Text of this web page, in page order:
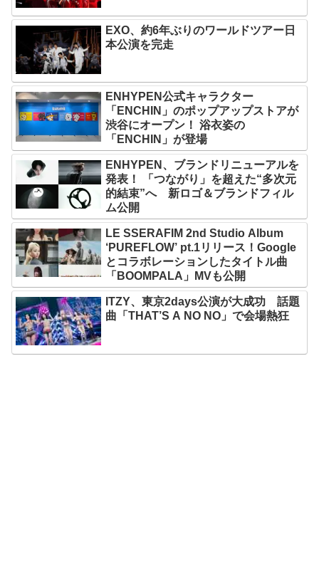
EXO、約6年ぶりのワールドツアー日
本公演を完走
ENHYPEN公式キャラクター
「ENCHIN」のポップアップストアが
渋谷にオープン！ 浴衣姿の
「ENCHIN」が登場
ENHYPEN、ブランドリニューアルを
発表！ 「つながり」を超えた“多次元
的結束”へ 新ロゴ＆ブランドフィル
ム公開
LE SSERAFIM 2nd Studio Album
‘PUREFLOW’ pt.1リリース！Google
とコラボレーションしたタイトル曲
「BOOMPALA」MVも公開
ITZY、東京2days公演が大成功 話題
曲「THAT’S A NO NO」で会場熱狂